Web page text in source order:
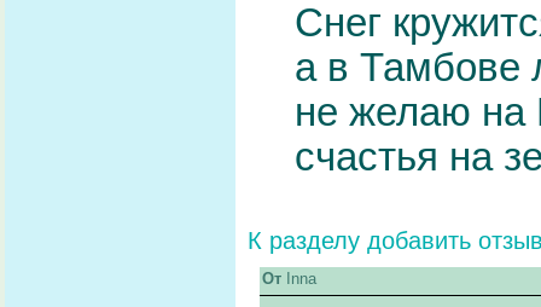
Снег
а в Тамбове
не желаю на
счастья на
К разделу добавить
От Inna